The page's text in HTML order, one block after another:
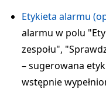
Etykieta alarmu
alarmu w polu
zespołu",
– sugerowana
wstępnie